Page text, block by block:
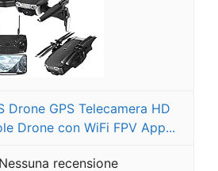
Drone GPS Telecamera HD
Drone con WiFi FPV App...
Nessuna recensione